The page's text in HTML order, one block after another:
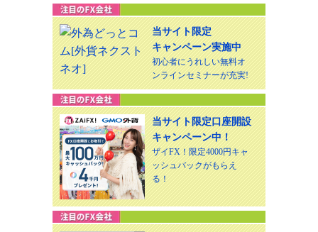
当サイト限定
キャンペーン実施中
初心者にうれしい無料オ
ンラインセミナーが充実!
当サイト限定口座開設
キャンペーン中！
ザイFX！限定4000円キャ
ッシュバックがもらえ
る！